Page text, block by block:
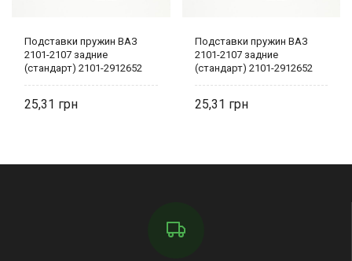
Подставки пружин ВАЗ
2101-2107 задние
(стандарт) 2101-2912652
25,31
Подставки пружин ВАЗ
2101-2107 задние
(стандарт) 2101-2912652
25,31